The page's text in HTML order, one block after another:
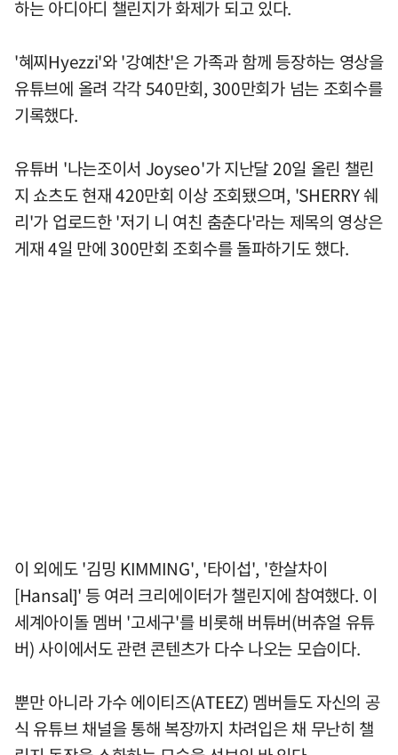
하는 아디아디 챌린지가 화제가 되고 있다.
'혜찌Hyezzi'와 '강예찬'은 가족과 함께 등장하는 영상을
유튜브에 올려 각각 540만회, 300만회가 넘는 조회수를
기록했다.
유튜버 '나는조이서 Joyseo'가 지난달 20일 올린 챌린
지 쇼츠도 현재 420만회 이상 조회됐으며, 'SHERRY 쉐
리'가 업로드한 '저기 니 여친 춤춘다'라는 제목의 영상은
게재 4일 만에 300만회 조회수를 돌파하기도 했다.
이 외에도 '김밍 KIMMING', '타이섭', '한살차이
[Hansal]' 등 여러 크리에이터가 챌린지에 참여했다. 이
세계아이돌 멤버 '고세구'를 비롯해 버튜버(버츄얼 유튜
버) 사이에서도 관련 콘텐츠가 다수 나오는 모습이다.
뿐만 아니라 가수 에이티즈(ATEEZ) 멤버들도 자신의 공
식 유튜브 채널을 통해 복장까지 차려입은 채 무난히 챌